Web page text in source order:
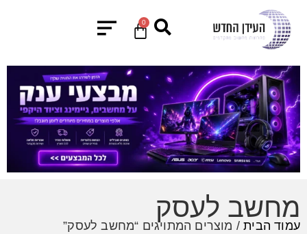
0
מחשב לעסק
עמוד הבית/ מוצרים המתויגים “מחשב לעסק”